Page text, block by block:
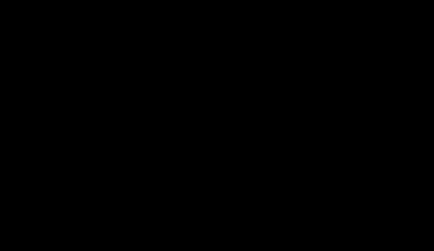
доволен! Всё быстро, оперативно и без
в достойном виде!